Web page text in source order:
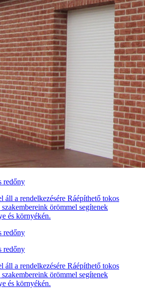
redőny
áll a rendelkezésére Ráépíthető tokos
örömmel segítenek
és környékén.
redőny
redőny
áll a rendelkezésére Ráépíthető tokos
örömmel segítenek
és környékén.